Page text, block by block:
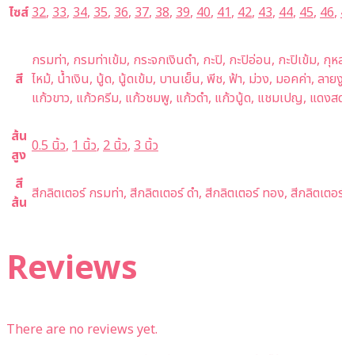
ไซส์32, 33, 34, 35, 36, 37, 38, 39, 40, 41, 42, 43, 44, 45, 46,
สี
กรมท่า, กรมท่าเข้ม, กระจกเงินดำ, กะปิ, กะปิอ่อน, กะปิเข้ม, กุ
ไหม้, น้ำเงิน, นู้ด, นู้ดเข้ม, บานเย็น, พีช, ฟ้า, ม่วง, มอคค่า, ลายงู
แก้วขาว, แก้วครีม, แก้วชมพู, แก้วดำ, แก้วนู้ด, แชมเปญ, แดงส
ส้น
สูง 0.5 นิ้ว, 1 นิ้ว, 2 นิ้ว, 3 นิ้ว
สี
ส้น สีกลิตเตอร์ กรมท่า, สีกลิตเตอร์ ดำ, สีกลิตเตอร์ ทอง, สีกลิตเต
Reviews
There are no reviews yet.